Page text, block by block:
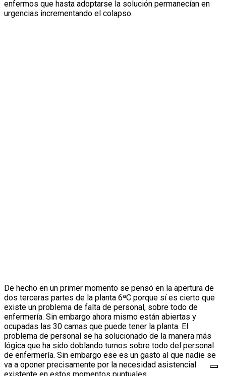
enfermos que hasta adoptarse la solución permanecían en
urgencias incrementando el colapso.
De hecho en un primer momento se pensó en la apertura de
dos terceras partes de la planta 6ªC porque sí es cierto que
existe un problema de falta de personal, sobre todo de
enfermería. Sin embargo ahora mismo están abiertas y
ocupadas las 30 camas que puede tener la planta. El
problema de personal se ha solucionado de la manera más
lógica que ha sido doblando turnos sobre todo del personal
de enfermería. Sin embargo ese es un gasto al que nadie se
va a oponer precisamente por la necesidad asistencial